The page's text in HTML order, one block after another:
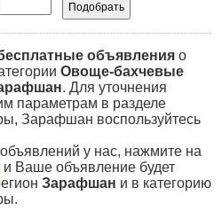
объявления о
Овоще-бахчевые
. Для уточнения
параметрам в разделе
Зарафшан воспользуйтесь
у нас, нажмите на
и Ваше объявление будет
Зарафшан и в категорию